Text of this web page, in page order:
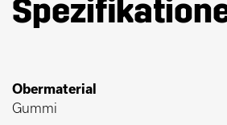
Obermaterial
Gummi